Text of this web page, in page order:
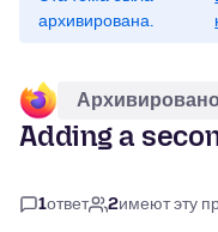
архивирована.
Архивировано
Adding a
1ответ 2имеют эту